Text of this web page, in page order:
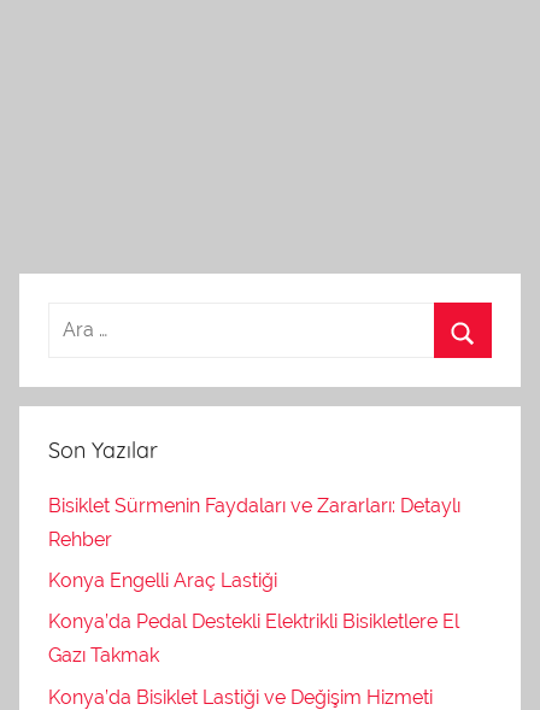
Son Yazılar
Bisiklet Sürmenin Faydaları ve Zararları: Detaylı
Rehber
Konya Engelli Araç Lastiği
Konya’da Pedal Destekli Elektrikli Bisikletlere El
Gazı Takmak
Konya’da Bisiklet Lastiği ve Değişim Hizmeti